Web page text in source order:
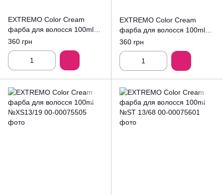
EXTREMO Color Cream
фарба для волосся 100ml
№7.3
360 грн
EXTREMO Color Cream
фарба для волосся 100ml
№ТT7/12
360 грн